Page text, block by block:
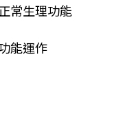
常生理功能
能運作